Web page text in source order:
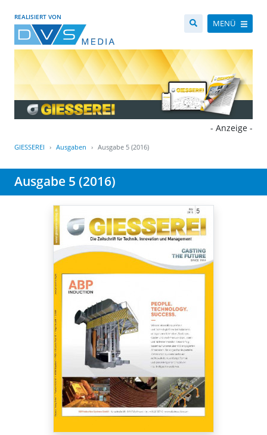
REALISIERT VON
MENÜ
- Anzeige -
GIESSEREI Ausgaben Ausgabe 5 (2016)
Ausgabe 5 (2016)